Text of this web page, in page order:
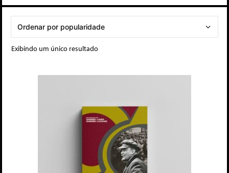
Exibindo um único resultado